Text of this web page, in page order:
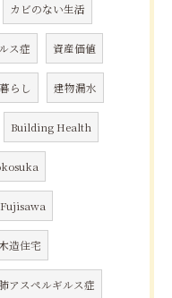
カビのない生活
ス症 資産価値
らし 建物漏水
Building Health
Fujisawa
造住宅
アスペルギルス症